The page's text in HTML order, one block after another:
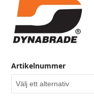
Artikelnummer